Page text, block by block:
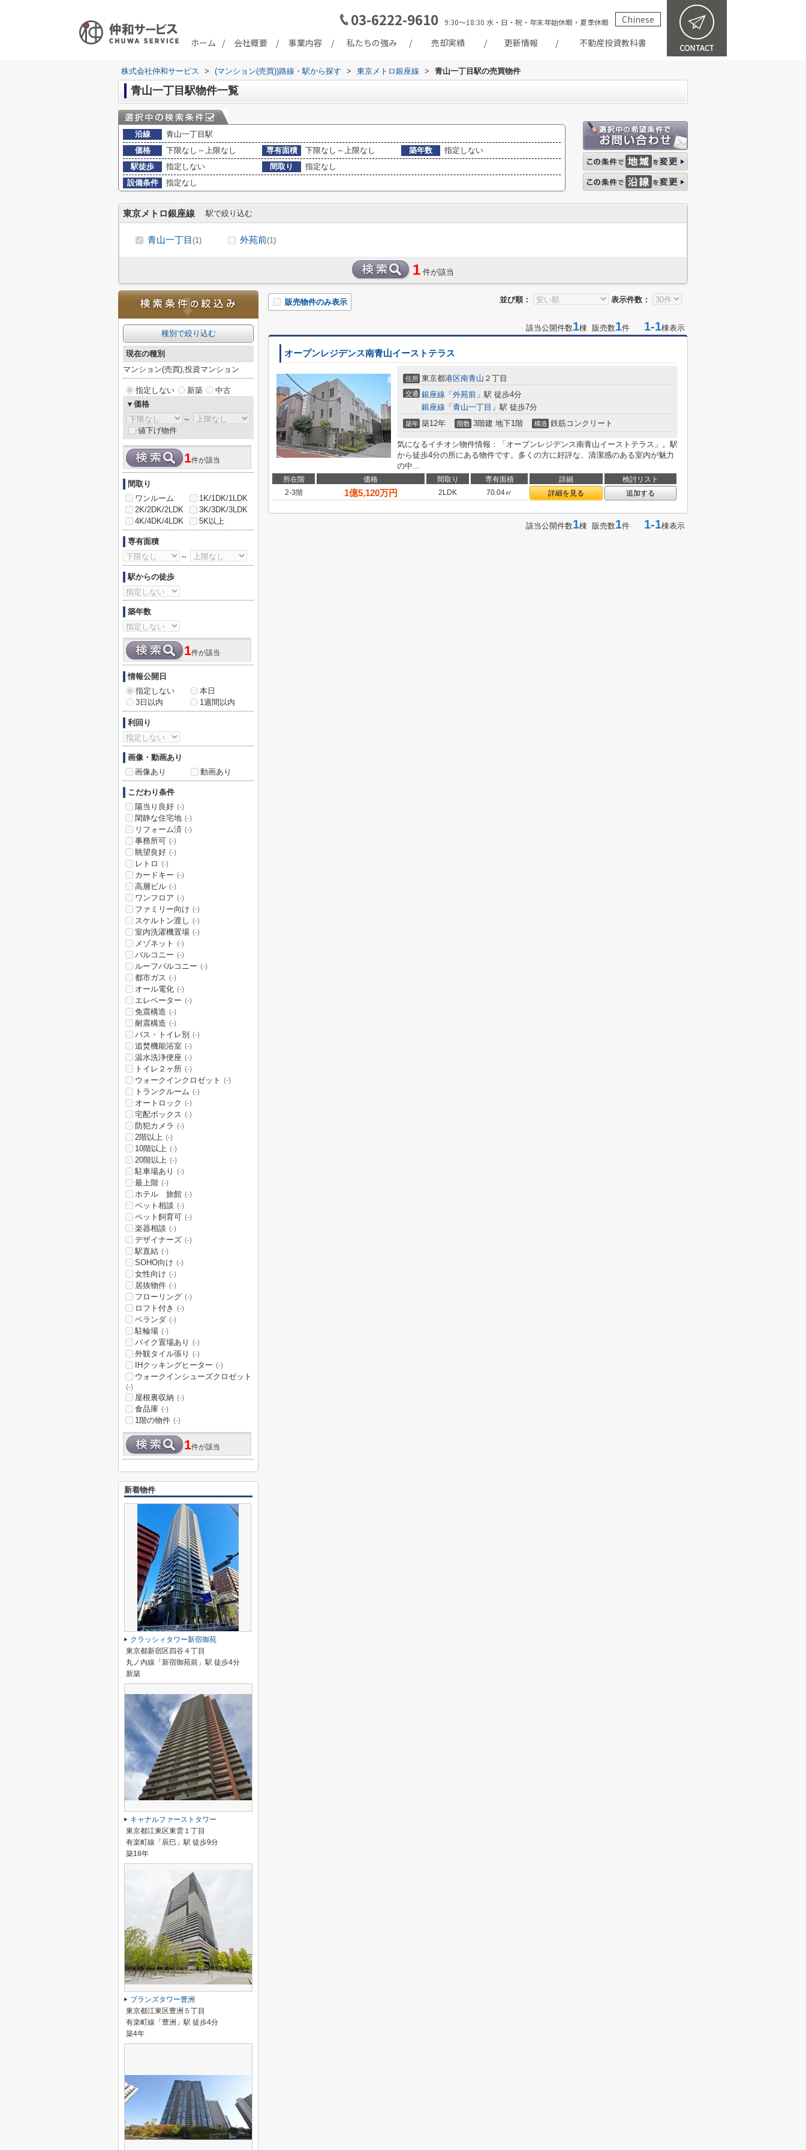
03-6222-9610 9:30～18:30 水・日・祝・年末年始休暇・夏季休暇
Chinese
ホーム
会社概要 事業内容 私たちの強み 売却実績 更新情報 不動産投資教科書
株式会社仲和サービス > (マンション(売買))路線・駅から探す > 東京メトロ銀座線 > 青山一丁目駅の売買物件
青山一丁目駅物件一覧
沿線
青山一丁目駅
価格
下限なし～上限なし 専有面積 下限なし～上限なし 築年数
指定しない
駅徒歩
指定しない 間取り
指定なし
設備条件
指定なし
東京メトロ銀座線 駅で絞り込む
青山一丁目 (1) 外苑前(1)
1 件が該当
並び順： 表示件数：
販売物件のみ表示
該当公開件数1棟 販売数1件 1-1棟表示
オープンレジデンス南青山イーストテラス
住所 東京都港区南青山 ２丁目
交通 銀座線 「 外苑前 」駅 徒歩4分
銀座線 「 青山一丁目 」駅 徒歩7分
築年 築12年 階数 3階建 地下1階 構造 鉄筋コンクリート
気になるイチオシ物件情報：「オープンレジデンス南青山イーストテラス」。駅
から徒歩4分の所にある物件です。多くの方に好評な、清潔感のある室内が魅力
の中...
所在階 価格 間取り 専有面積 詳細
検討リスト
2-3階
1億5,120万円 2LDK 70.04㎡ 詳細を見る 追加する
該当公開件数1棟 販売数1件 1-1棟表示
種別で絞り込む
現在の種別
マンション(売買),投資マンション
指定しない 新築
中古
▼価格
～
値下げ物件
1件が該当
間取り
ワンルーム
1K/1DK/1LDK
2K/2DK/2LDK
3K/3DK/3LDK
4K/4DK/4LDK
5K以上
専有面積
～
駅からの徒歩
築年数
1件が該当
情報公開日
指定しない
本日
3日以内
1週間以内
利回り
画像・動画あり
画像あり
動画あり
こだわり条件
陽当り良好 (-)
閑静な住宅地 (-)
リフォーム済 (-)
事務所可 (-)
眺望良好 (-)
レトロ (-)
カードキー (-)
高層ビル (-)
ワンフロア (-)
ファミリー向け (-)
スケルトン渡し (-)
室内洗濯機置場 (-)
メゾネット (-)
バルコニー (-)
ルーフバルコニー (-)
都市ガス (-)
オール電化 (-)
エレベーター (-)
免震構造 (-)
耐震構造 (-)
バス・トイレ別 (-)
追焚機能浴室 (-)
温水洗浄便座 (-)
トイレ２ヶ所 (-)
ウォークインクロゼット (-)
トランクルーム (-)
オートロック (-)
宅配ボックス (-)
防犯カメラ (-)
2階以上 (-)
10階以上 (-)
20階以上 (-)
駐車場あり (-)
最上階 (-)
ホテル 旅館 (-)
ペット相談 (-)
ペット飼育可 (-)
楽器相談 (-)
デザイナーズ (-)
駅直結 (-)
SOHO向け (-)
女性向け (-)
居抜物件 (-)
フローリング (-)
ロフト付き (-)
ベランダ (-)
駐輪場 (-)
バイク置場あり (-)
外観タイル張り (-)
IHクッキングヒーター (-)
ウォークインシューズクロゼット
(-)
屋根裏収納 (-)
食品庫 (-)
1階の物件 (-)
1件が該当
新着物件
クラッシィタワー新宿御苑
東京都新宿区四谷４丁目
丸ノ内線「新宿御苑前」駅 徒歩4分
新築
キャナルファーストタワー
東京都江東区東雲１丁目
有楽町線「辰巳」駅 徒歩9分
築18年
ブランズタワー豊洲
東京都江東区豊洲５丁目
有楽町線「豊洲」駅 徒歩4分
築4年